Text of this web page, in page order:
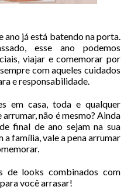
ano já está batendo na porta.
esse ano podemos
viajar e comemorar por
com aqueles cuidados
e responsabilidade.
em casa, toda e qualquer
não é mesmo? Ainda
final de ano sejam na sua
a família, vale a pena arrumar
de looks combinados com
você arrasar!